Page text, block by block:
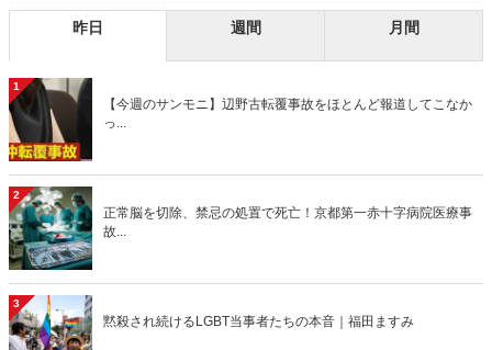
昨日 週間 月間
1
【今週のサンモニ】辺野古転覆事故をほとんど報道してこなか
っ...
2
正常脳を切除、禁忌の処置で死亡！京都第一赤十字病院医療事
故...
3
黙殺され続けるLGBT当事者たちの本音｜福田ますみ